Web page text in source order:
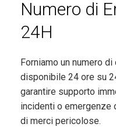
Numero di
24H
Forniamo un numero
disponibile 24 ore su
garantire supporto
incidenti o emergenze
di merci pericolose.